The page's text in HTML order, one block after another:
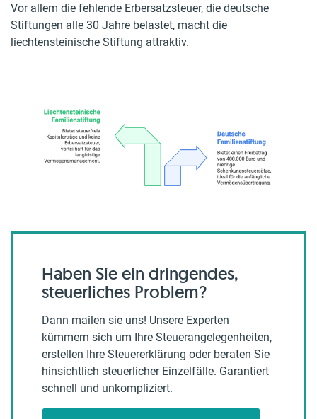
Vor allem die fehlende Erbersatzsteuer, die deutsche
Stiftungen alle 30 Jahre belastet, macht die
liechtensteinische Stiftung attraktiv.
Haben Sie ein dringendes,
steuerliches Problem?
Dann mailen sie uns! Unsere Experten
kümmern sich um Ihre Steuerangelegenheiten,
erstellen Ihre Steuererklärung oder beraten Sie
hinsichtlich steuerlicher Einzelfälle. Garantiert
schnell und unkompliziert.